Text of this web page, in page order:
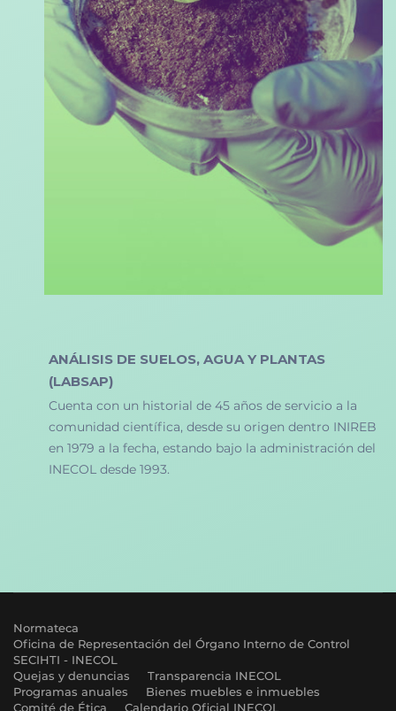
ANÁLISIS DE SUELOS, AGUA Y PLANTAS
(LABSAP)
Cuenta con un historial de 45 años de servicio a la
comunidad científica, desde su origen dentro INIREB
en 1979 a la fecha, estando bajo la administración del
INECOL desde 1993.
Normateca
Oficina de Representación del Órgano Interno de Control
SECIHTI - INECOL
Quejas y denuncias
Transparencia INECOL
Programas anuales
Bienes muebles e inmuebles
Comité de Ética
Calendario Oficial INECOL